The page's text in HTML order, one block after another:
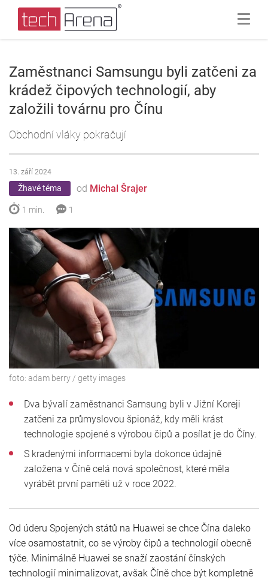
Zaměstnanci Samsungu byli zatčeni za
krádež čipových technologií, aby
založili továrnu pro Čínu
Obchodní vláky pokračují
Žhavé téma od Michal Šrajer
13. září 2024
1 min. 1
foto: adam berry / getty images
Dva bývalí zaměstnanci Samsung byli v Jižní Koreji
zatčeni za průmyslovou špionáž, kdy měli krást
technologie spojené s výrobou čipů a posílat je do Číny.
S kradenými informacemi byla dokonce údajně
založena v Číně celá nová společnost, které měla
vyrábět první paměti už v roce 2022.
Od úderu Spojených států na Huawei se chce Čína daleko
více osamostatnit, co se výroby čipů a technologií obecně
týče. Minimálně Huawei se snaží zaostání čínských
technologií minimalizovat, avšak Číně chce být kompletně